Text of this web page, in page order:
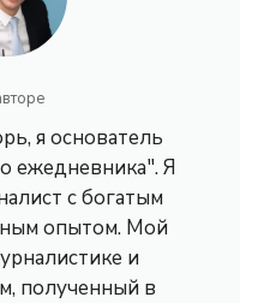
я основатель
ежедневника". Я
с богатым
опытом. Мой
и
полученный в